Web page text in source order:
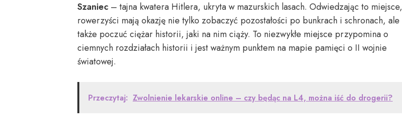
Szaniec – tajna kwatera Hitlera, ukryta w mazurskich lasach. Odwiedzając to miejsce,
rowerzyści mają okazję nie tylko zobaczyć pozostałości po bunkrach i schronach, ale
także poczuć ciężar historii, jaki na nim ciąży. To niezwykłe miejsce przypomina o
ciemnych rozdziałach historii i jest ważnym punktem na mapie pamięci o II wojnie
światowej.
Przeczytaj: Zwolnienie lekarskie online – czy będąc na L4, można iść do drogerii?